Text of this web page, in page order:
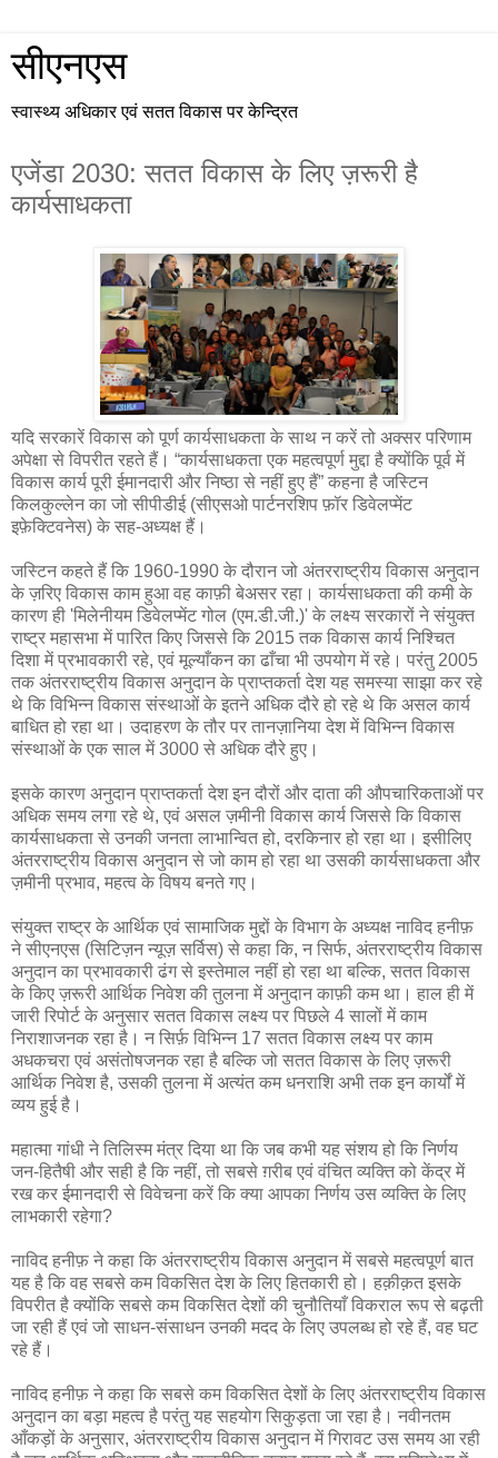
सीएनएस
स्वास्थ्य अधिकार एवं सतत विकास पर केन्द्रित
एजेंडा 2030: सतत विकास के लिए ज़रूरी है
कार्यसाधकता
यदि सरकारें विकास को पूर्ण कार्यसाधकता के साथ न करें तो अक्सर परिणाम
अपेक्षा से विपरीत रहते हैं। “कार्यसाधकता एक महत्वपूर्ण मुद्दा है क्योंकि पूर्व में
विकास कार्य पूरी ईमानदारी और निष्ठा से नहीं हुए हैं” कहना है जस्टिन
किलकुल्लेन का जो सीपीडीई (सीएसओ पार्टनरशिप फ़ॉर डिवेलप्मेंट
इफ़ेक्टिवनेस) के सह-अध्यक्ष हैं।
जस्टिन कहते हैं कि 1960-1990 के दौरान जो अंतरराष्ट्रीय विकास अनुदान
के ज़रिए विकास काम हुआ वह काफ़ी बेअसर रहा। कार्यसाधकता की कमी के
कारण ही 'मिलेनीयम डिवेलप्मेंट गोल (एम.डी.जी.)' के लक्ष्य सरकारों ने संयुक्त
राष्ट्र महासभा में पारित किए जिससे कि 2015 तक विकास कार्य निश्चित
दिशा में प्रभावकारी रहे, एवं मूल्याँकन का ढाँचा भी उपयोग में रहे। परंतु 2005
तक अंतरराष्ट्रीय विकास अनुदान के प्राप्तकर्ता देश यह समस्या साझा कर रहे
थे कि विभिन्न विकास संस्थाओं के इतने अधिक दौरे हो रहे थे कि असल कार्य
बाधित हो रहा था। उदाहरण के तौर पर तानज़ानिया देश में विभिन्न विकास
संस्थाओं के एक साल में 3000 से अधिक दौरे हुए।
इसके कारण अनुदान प्राप्तकर्ता देश इन दौरों और दाता की औपचारिकताओं पर
अधिक समय लगा रहे थे, एवं असल ज़मीनी विकास कार्य जिससे कि विकास
कार्यसाधकता से उनकी जनता लाभान्वित हो, दरकिनार हो रहा था। इसीलिए
अंतरराष्ट्रीय विकास अनुदान से जो काम हो रहा था उसकी कार्यसाधकता और
ज़मीनी प्रभाव, महत्व के विषय बनते गए।
संयुक्त राष्ट्र के आर्थिक एवं सामाजिक मुद्दों के विभाग के अध्यक्ष नाविद हनीफ़
ने सीएनएस (सिटिज़न न्यूज़ सर्विस) से कहा कि, न सिर्फ, अंतरराष्ट्रीय विकास
अनुदान का प्रभावकारी ढंग से इस्तेमाल नहीं हो रहा था बल्कि, सतत विकास
के किए ज़रूरी आर्थिक निवेश की तुलना में अनुदान काफ़ी कम था। हाल ही में
जारी रिपोर्ट के अनुसार सतत विकास लक्ष्य पर पिछले 4 सालों में काम
निराशाजनक रहा है। न सिर्फ़ विभिन्न 17 सतत विकास लक्ष्य पर काम
अधकचरा एवं असंतोषजनक रहा है बल्कि जो सतत विकास के लिए ज़रूरी
आर्थिक निवेश है, उसकी तुलना में अत्यंत कम धनराशि अभी तक इन कार्यों में
व्यय हुई है।
महात्मा गांधी ने तिलिस्म मंत्र दिया था कि जब कभी यह संशय हो कि निर्णय
जन-हितैषी और सही है कि नहीं, तो सबसे ग़रीब एवं वंचित व्यक्ति को केंद्र में
रख कर ईमानदारी से विवेचना करें कि क्या आपका निर्णय उस व्यक्ति के लिए
लाभकारी रहेगा?
नाविद हनीफ़ ने कहा कि अंतरराष्ट्रीय विकास अनुदान में सबसे महत्वपूर्ण बात
यह है कि वह सबसे कम विकसित देश के लिए हितकारी हो। हक़ीक़त इसके
विपरीत है क्योंकि सबसे कम विकसित देशों की चुनौतियाँ विकराल रूप से बढ़ती
जा रही हैं एवं जो साधन-संसाधन उनकी मदद के लिए उपलब्ध हो रहे हैं, वह घट
रहे हैं।
नाविद हनीफ़ ने कहा कि सबसे कम विकसित देशों के लिए अंतरराष्ट्रीय विकास
अनुदान का बड़ा महत्व है परंतु यह सहयोग सिकुड़ता जा रहा है। नवीनतम
आँकड़ों के अनुसार, अंतरराष्ट्रीय विकास अनुदान में गिरावट उस समय आ रही